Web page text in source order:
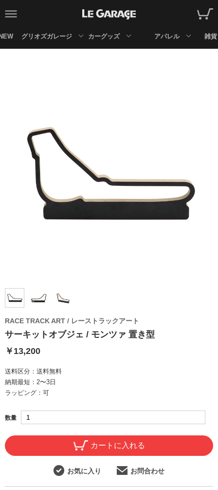
グリオズガレージ カーグッズ アパレル 雑貨
RACE TRACK ART / レーストラックアート
サーキットオブジェ / モンツァ 置き型
￥13,200
送料区分： 送料無料
納期最短： 2〜3日
ラッピング： 可
数量
カートに入れる
お気に入り お問合わせ